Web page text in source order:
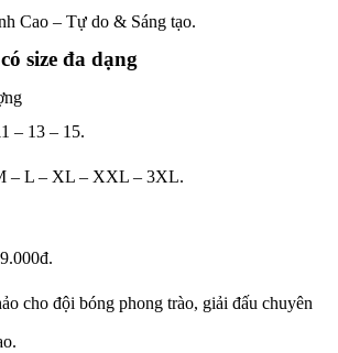
Cao – Tự do & Sáng tạo.
size đa dạng
– 13 – 15.
– L – XL – XXL – 3XL.
cho đội bóng phong trào, giải đấu chuyên